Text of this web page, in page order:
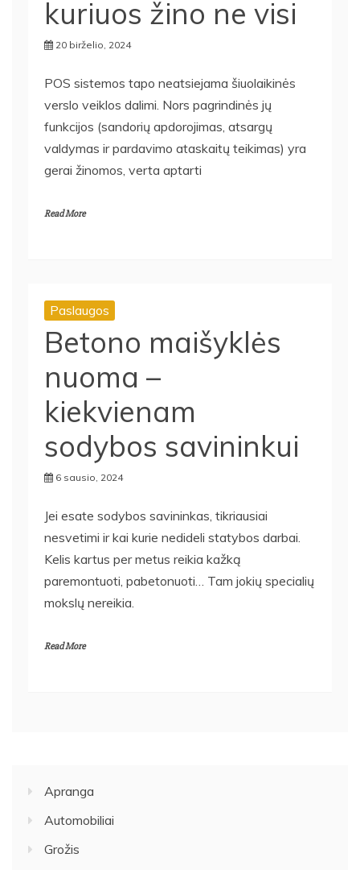
kuriuos žino ne visi
20 birželio, 2024
POS sistemos tapo neatsiejama šiuolaikinės
verslo veiklos dalimi. Nors pagrindinės jų
funkcijos (sandorių apdorojimas, atsargų
valdymas ir pardavimo ataskaitų teikimas) yra
gerai žinomos, verta aptarti
Read More
Paslaugos
Betono maišyklės
nuoma –
kiekvienam
sodybos savininkui
6 sausio, 2024
Jei esate sodybos savininkas, tikriausiai
nesvetimi ir kai kurie nedideli statybos darbai.
Kelis kartus per metus reikia kažką
paremontuoti, pabetonuoti… Tam jokių specialių
mokslų nereikia.
Read More
Apranga
Automobiliai
Grožis